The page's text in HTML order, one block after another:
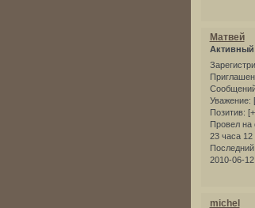
Матвей
Активный
Уважение:
Позитив:
Провел
23 часа 12
Последний
2010-06-
michel